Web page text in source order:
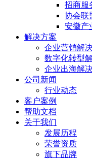
招商服
协会联
安徽产
解决方案
企业营销解
数字化转型
企业出海解
公司新闻
行业动态
客户案例
帮助文档
关于我们
发展历程
荣誉资质
旗下品牌